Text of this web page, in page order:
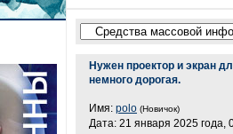
Нужен проектор и экран
немного дорогая.
Имя: polo (Новичок)
Дата: 21 января 2025 года,